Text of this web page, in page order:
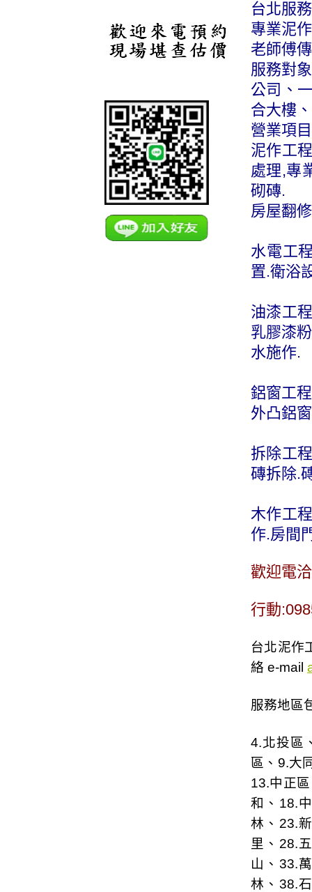
台北服
專業泥
老師傅
服務對
公司、
合大樓
營業項
泥作工
處理,專
砌磚.
房屋翻
水電工
置.衛浴
油漆工
乳膠漆
水施作.
鋁窗工
外凸鋁
拆除工
磚拆除.
木作工
作.房間
歡迎電
行動
台北泥作
絡 e-mail
服務地區
4.北投區
區 、9.大
13.中正區
和 、18.
林 、23.
里 、28.
山 、33.
林 、38.